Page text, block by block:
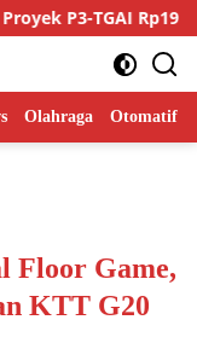
Rp195 Juta di
Olahraga Otomatif
Floor Game,
KTT G20